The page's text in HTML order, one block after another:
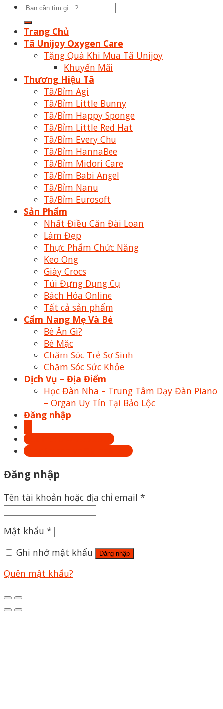
Tìm
kiếm:
Trang Chủ
Tã Unijoy Oxygen Care
Tặng Quà Khi Mua Tã Unijoy
Khuyến Mãi
Thương Hiệu Tã
Tã/Bỉm Agi
Tã/Bỉm Little Bunny
Tã/Bỉm Happy Sponge
Tã/Bỉm Little Red Hat
Tã/Bỉm Every Chu
Tã/Bỉm HannaBee
Tã/Bỉm Midori Care
Tã/Bỉm Babi Angel
Tã/Bỉm Nanu
Tã/Bỉm Eurosoft
Sản Phẩm
Nhất Điều Căn Đài Loan
Làm Đẹp
Thực Phẩm Chức Năng
Keo Ong
Giày Crocs
Túi Đựng Dụng Cụ
Bách Hóa Online
Tất cả sản phẩm
Cẩm Nang Mẹ Và Bé
Bé Ăn Gì?
Bé Mặc
Chăm Sóc Trẻ Sơ Sinh
Chăm Sóc Sức Khỏe
Dịch Vụ – Địa Điểm
Học Đàn Nha – Trung Tâm Dạy Đàn Piano
– Organ Uy Tín Tại Bảo Lộc
Đăng nhập
Hotline: 0879.26.26.04
Shoptrecon.vn@gmail.com
Đăng nhập
Tên tài khoản hoặc địa chỉ email *
Mật khẩu *
Ghi nhớ mật khẩu
Đăng nhập
Quên mật khẩu?